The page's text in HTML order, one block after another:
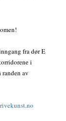
fra dør E
i
av